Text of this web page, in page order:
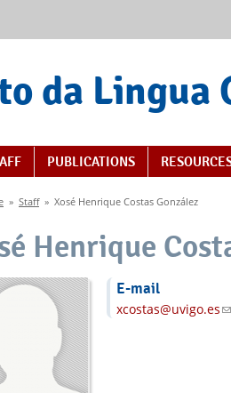
da Lingua
PUBLICATIONS
are here
» Staff » Xosé Henrique Costas González
Henrique
E-mail
xcostas@uvigo.es